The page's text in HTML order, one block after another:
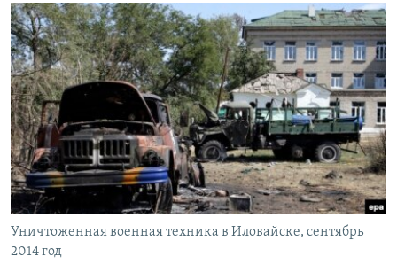
Уничтоженная военная техника в Иловайске, сентябрь
2014 год